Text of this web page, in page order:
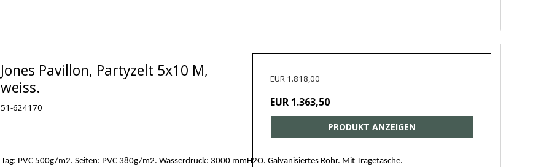
Jones Pavillon, Partyzelt 5x10 M,
weiss.
51-624170
Tag: PVC 500g/m2. Seiten: PVC 380g/m2. Wasserdruck: 3000 mmH2O. Galvanisiertes Rohr. Mit Tragetasche.
EUR 1.818,00
EUR 1.363,50
PRODUKT ANZEIGEN